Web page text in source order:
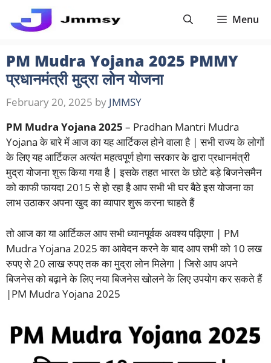
Menu
PM Mudra Yojana 2025 PMMY
प्रधानमंत्री मुद्रा लोन योजना
February 20, 2025 by JMMSY
PM Mudra Yojana 2025 – Pradhan Mantri Mudra
Yojana के बारे में आज का यह आर्टिकल होने वाला है | सभी राज्य के लोगों
के लिए यह आर्टिकल अत्यंत महत्वपूर्ण होगा सरकार के द्वारा प्रधानमंत्री
मुद्रा योजना शुरू किया गया है | इसके तहत भारत के छोटे बड़े बिजनेसमैन
को काफी फायदा 2015 से हो रहा है आप सभी भी घर बैठे इस योजना का
लाभ उठाकर अपना खुद का व्यापार शुरू करना चाहते हैं
तो आज का या आर्टिकल आप सभी ध्यानपूर्वक अवश्य पढ़िएगा | PM
Mudra Yojana 2025 का आवेदन करने के बाद आप सभी को 10 लख
रुपए से 20 लाख रुपए तक का मुद्रा लोन मिलेगा | जिसे आप अपने
बिजनेस को बढ़ाने के लिए नया बिजनेस खोलने के लिए उपयोग कर सकते हैं
|PM Mudra Yojana 2025